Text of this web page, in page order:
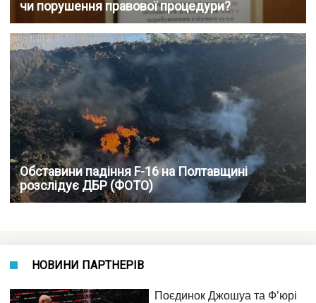
чи порушення правової процедури?
Обставини падіння F-16 на Полтавщині
розслідує ДБР (ФОТО)
НОВИНИ ПАРТНЕРІВ